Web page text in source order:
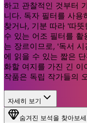
하고 관찰적인 것부터
니다. 독자 필터를 사용
찾거나, 기분 따라 '따
수 있는 어조 필터를 활
는 장르이므로, '독서
에 읽을 수 있는 짧은
화할 여지를 가진 긴 이
작품은 독립 작가들의
자세히 보기
숨겨진 보석을 찾아보세